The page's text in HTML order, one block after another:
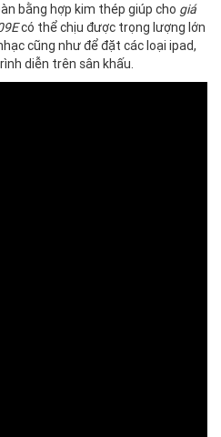
bằng hợp kim thép giúp cho giá
có thể chịu được trọng lượng lớn
cũng như để đặt các loại ipad,
diễn trên sân khấu.